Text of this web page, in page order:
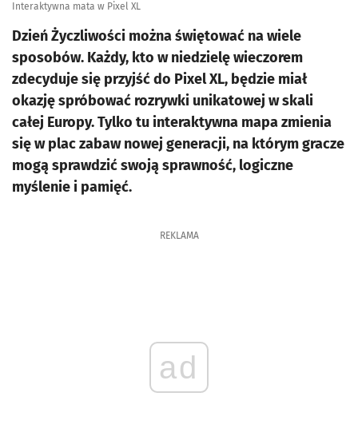
Interaktywna mata w Pixel XL
Dzień Życzliwości można świętować na wiele
sposobów. Każdy, kto w niedzielę wieczorem
zdecyduje się przyjść do Pixel XL, będzie miał
okazję spróbować rozrywki unikatowej w skali
całej Europy. Tylko tu interaktywna mapa zmienia
się w plac zabaw nowej generacji, na którym gracze
mogą sprawdzić swoją sprawność, logiczne
myślenie i pamięć.
REKLAMA
ad